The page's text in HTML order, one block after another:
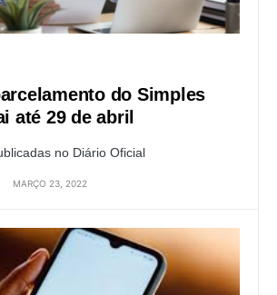
do Simples
até 29 de abril
no Diário Oficial
MARÇO 23, 2022